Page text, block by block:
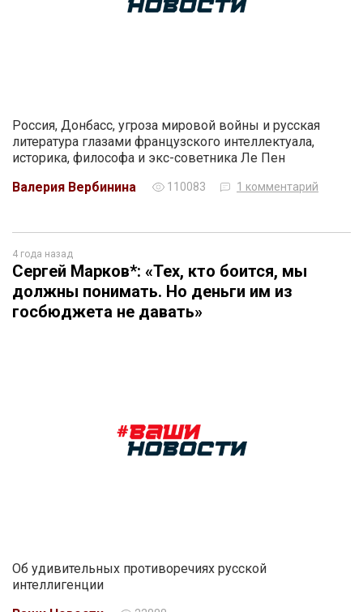
Россия, Донбасс, угроза мировой войны и русская
литература глазами французского интеллектуала,
историка, философа и экс-советника Ле Пен
Валерия Вербинина
110083 1 комментарий
4 года назад
Сергей Марков*: «Тех, кто боится, мы
должны понимать. Но деньги им из
госбюджета не давать»
Об удивительных противоречиях русской
интеллигенции